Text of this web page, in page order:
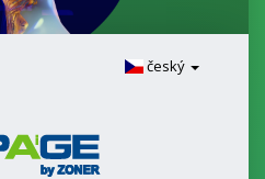
český